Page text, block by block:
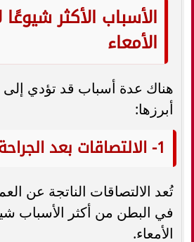
الأسباب الأكثر
الأمعاء
هناك عدة أسباب قد تؤدي إلى
أبرزها:
1- الالتصاقات بعد الجراحة
تُعد الالتصاقات الناتجة عن
في البطن من أكثر الأسباب
الأمعاء.